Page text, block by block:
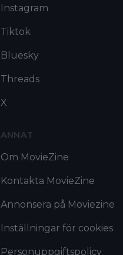
Instagram
Tiktok
Bluesky
Threads
X
ANNAT
Om MovieZine
Kontakta MovieZine
Annonsera på Moviezine
Inställningar för cookies
Personuppgiftspolicy